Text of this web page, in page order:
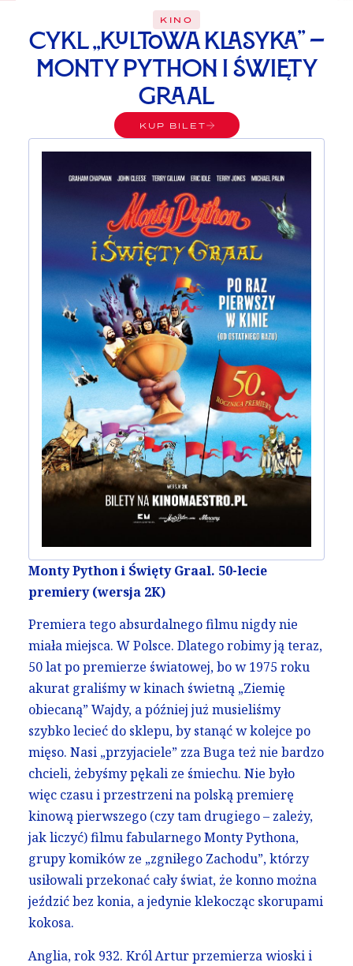
KINO
Cykl „Kultowa Klasyka” –
Monty Python i Święty
Graal
KUP BILET
Monty Python i Święty Graal. 50-lecie
premiery (wersja 2K)
Premiera tego absurdalnego filmu nigdy nie
miała miejsca. W Polsce. Dlatego robimy ją teraz,
50 lat po premierze światowej, bo w 1975 roku
akurat graliśmy w kinach świetną „Ziemię
obiecaną” Wajdy, a później już musieliśmy
szybko lecieć do sklepu, by stanąć w kolejce po
mięso. Nasi „przyjaciele” zza Buga też nie bardzo
chcieli, żebyśmy pękali ze śmiechu. Nie było
więc czasu i przestrzeni na polską premierę
kinową pierwszego (czy tam drugiego – zależy,
jak liczyć) filmu fabularnego Monty Pythona,
grupy komików ze „zgniłego Zachodu”, którzy
usiłowali przekonać cały świat, że konno można
jeździć bez konia, a jedynie klekocząc skorupami
kokosa.
Anglia, rok 932. Król Artur przemierza wioski i